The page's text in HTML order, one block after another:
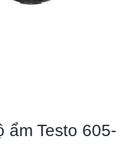
ẩm Testo 605-